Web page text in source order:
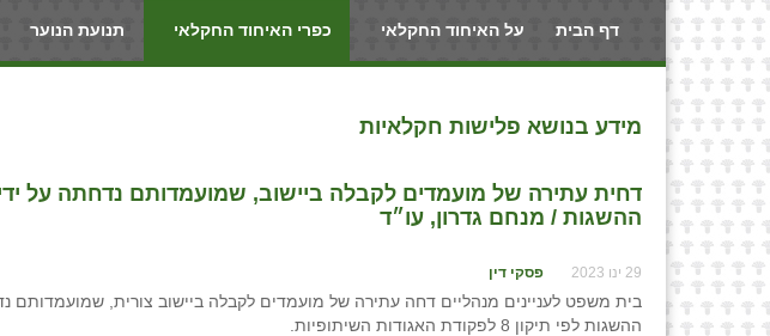
דף הבית על האיחוד החקלאי כפרי האיחוד החקלאי תנועת הנוער
מידע בנושא פלישות חקלאיות
דחית עתירה של מועמדים לקבלה ביישוב, שמועמדותם נדחתה על ידי
ההשגות / מנחם גדרון, עו״ד
29 ינו 2023 פסקי דין
בית משפט לעניינים מנהליים דחה עתירה של מועמדים לקבלה ביישוב צורית, שמועמדותם
ההשגות לפי תיקון 8 לפקודת האגודות השיתופיות.